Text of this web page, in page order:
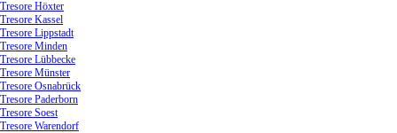
Tresore Höxter
Tresore Kassel
Tresore Lippstadt
Tresore Minden
Tresore Lübbecke
Tresore Münster
Tresore Osnabrück
Tresore Paderborn
Tresore Soest
Tresore Warendorf